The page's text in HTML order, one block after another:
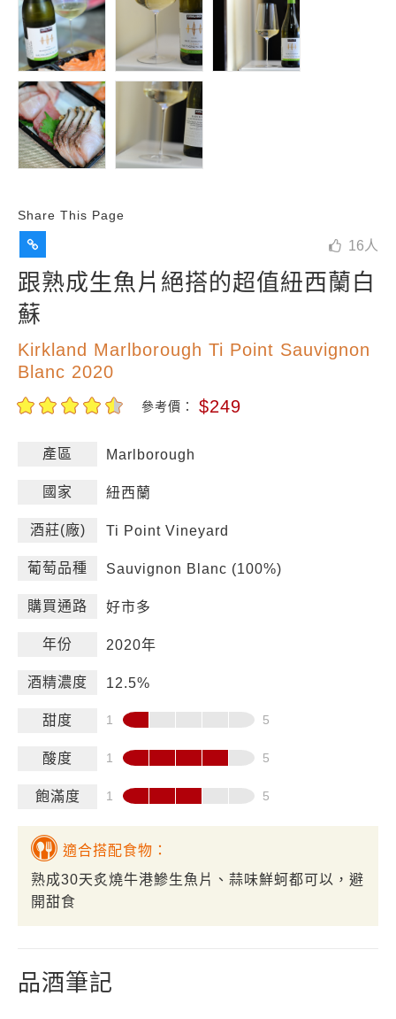
Share This Page
16 人
跟熟成生魚片絕搭的超值紐西蘭白
蘇
Kirkland Marlborough Ti Point Sauvignon
Blanc 2020
參考價： $249
產區 Marlborough
國家 紐西蘭
酒莊(廠) Ti Point Vineyard
葡萄品種 Sauvignon Blanc (100%)
購買通路 好市多
年份 2020年
酒精濃度 12.5%
甜度
酸度
飽滿度
適合搭配食物：
熟成30天炙燒牛港鰺生魚片、蒜味鮮蚵都可以，避
開甜食
品酒筆記